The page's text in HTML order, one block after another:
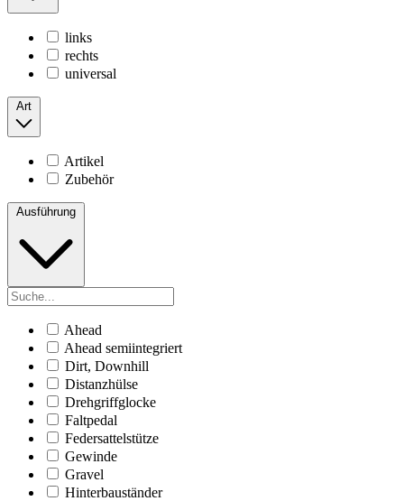
links
rechts
universal
Art
Artikel
Zubehör
Ausführung
Ahead
Ahead semiintegriert
Dirt, Downhill
Distanzhülse
Drehgriffglocke
Faltpedal
Federsattelstütze
Gewinde
Gravel
Hinterbauständer